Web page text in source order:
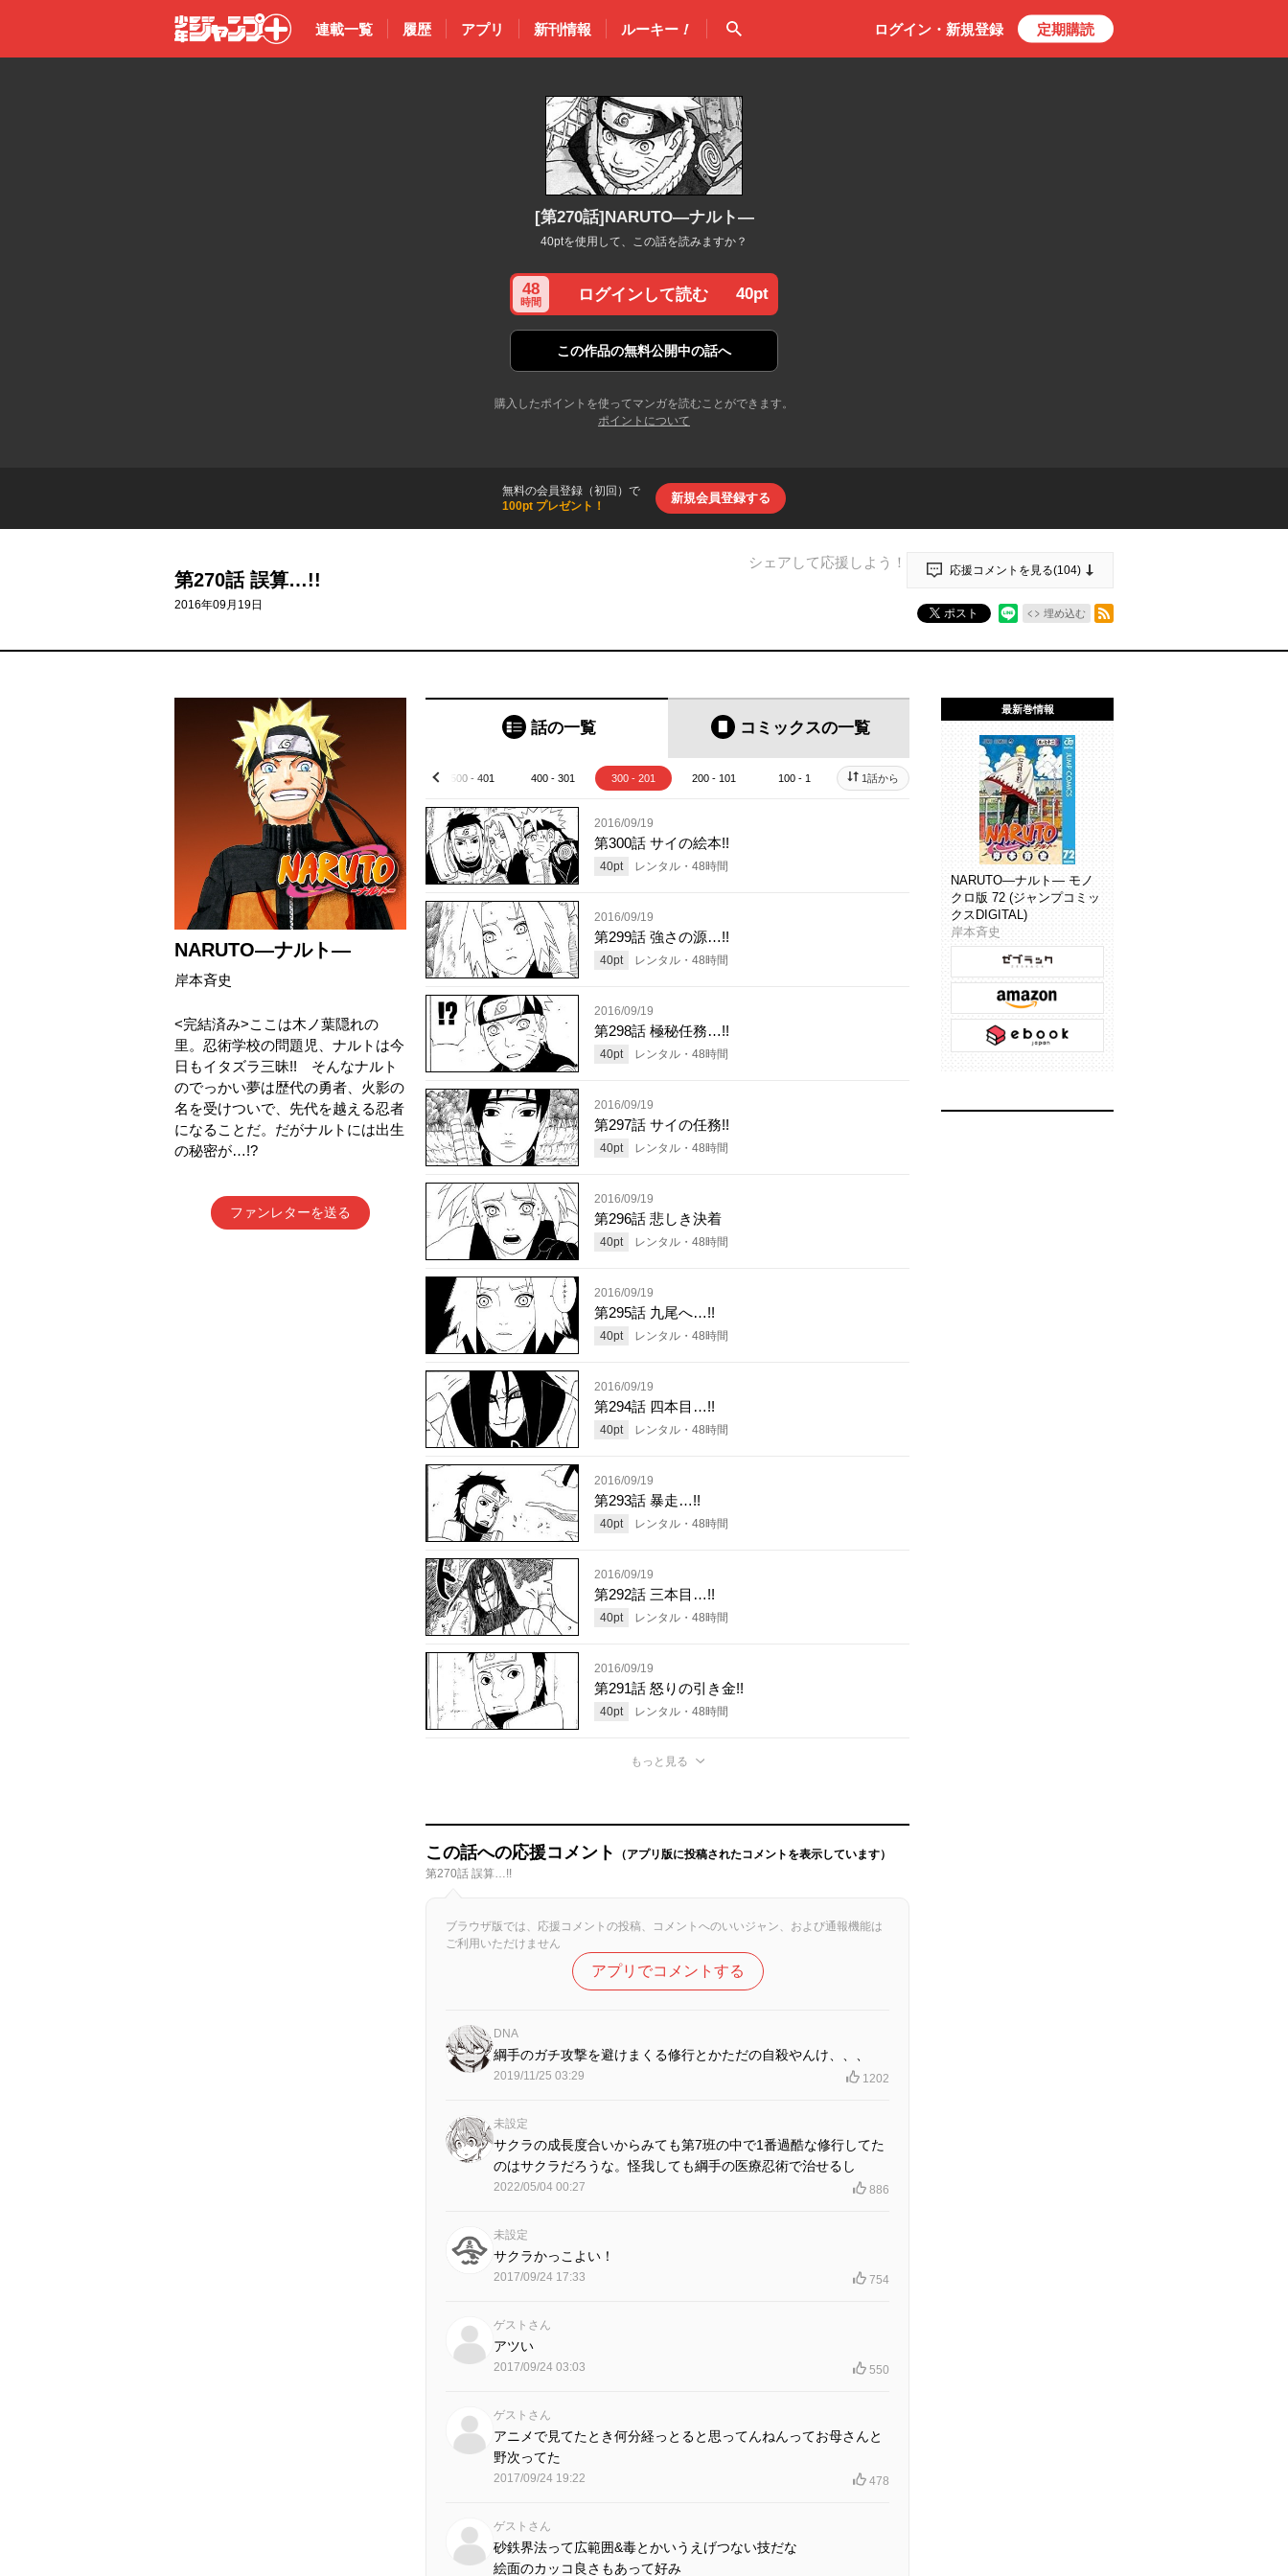
少年ジャン
連載一覧 履歴 アプリ 新刊情報 ルーキー！ 検索 ログイン・ 新規登録 定期購読
[第270話]NARUTO―ナルト―
40ptを使用して、この話を読みますか？
48
時間 ログインして読む 40pt
この作品の無料公開中の話へ
購入したポイントを使ってマンガを読むことができます。
ポイントについて
無料の会員登録（初回）で
100pt プレゼント！
新規会員登録する
第270話 誤算…!!
2016年09月19日
シェアして応援しよう！ 応援コメントを見る(104)
ポスト 埋め込む
NARUTO―ナルト―
岸本斉史
<完結済み>ここは木ノ葉隠れの
里。忍術学校の問題児、ナルトは今
日もイタズラ三昧!! そんなナルト
のでっかい夢は歴代の勇者、火影の
名を受けついで、先代を越える忍者
になることだ。だがナルトには出生
の秘密が…!?
ファンレターを送る
話の一覧 コミックスの一覧
700 - 601 500 - 401 400 - 301 300 - 201 200 - 101 100 - 1
prev 1話から
2016/09/19
第300話 サイの絵本!!
40pt レンタル・ 48時間
2016/09/19
第299話 強さの源…!!
40pt レンタル・ 48時間
2016/09/19
第298話 極秘任務…!!
40pt レンタル・ 48時間
2016/09/19
第297話 サイの任務!!
40pt レンタル・ 48時間
2016/09/19
第296話 悲しき決着
40pt レンタル・ 48時間
2016/09/19
第295話 九尾へ…!!
40pt レンタル・ 48時間
2016/09/19
第294話 四本目…!!
40pt レンタル・ 48時間
2016/09/19
第293話 暴走…!!
40pt レンタル・ 48時間
2016/09/19
第292話 三本目…!!
40pt レンタル・ 48時間
2016/09/19
第291話 怒りの引き金!!
40pt レンタル・ 48時間
もっと見る
この話への応援コメント
（アプリ版に投稿されたコメントを表示しています）
第270話 誤算…!!
ブラウザ版では、応援コメントの投稿、コメントへのいいジャン、および通報機能は
ご利用いただけません
アプリでコメントする
DNA
綱手のガチ攻撃を避けまくる修行とかただの自殺やんけ、、、
2019/11/25 03:29 1202
未設定
サクラの成長度合いからみても第7班の中で1番過酷な修行してた
のはサクラだろうな。怪我しても綱手の医療忍術で治せるし
2022/05/04 00:27 886
未設定
サクラかっこよい！
2017/09/24 17:33 754
ゲストさん
アツい
2017/09/24 03:03 550
ゲストさん
アニメで見てたとき何分経っとると思ってんねんってお母さんと
野次ってた
2017/09/24 19:22 478
ゲストさん
砂鉄界法って広範囲&毒とかいうえげつない技だな
絵面のカッコ良さもあって好み
最新巻情報
NARUTO―ナルト― モノ
クロ版 72 (ジャンプコミッ
クスDIGITAL)
岸本斉史